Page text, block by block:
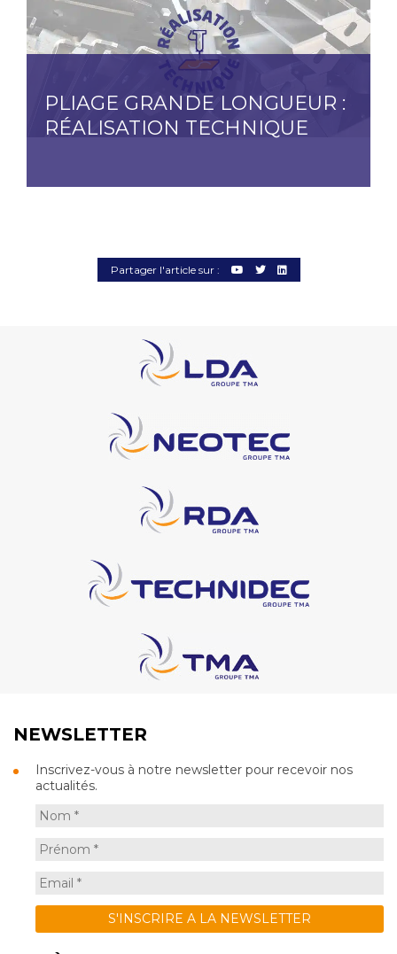
PLIAGE GRANDE LONGUEUR :
RÉALISATION TECHNIQUE
Partager l'article sur :
NEWSLETTER
Inscrivez-vous à notre newsletter pour recevoir nos
actualités.